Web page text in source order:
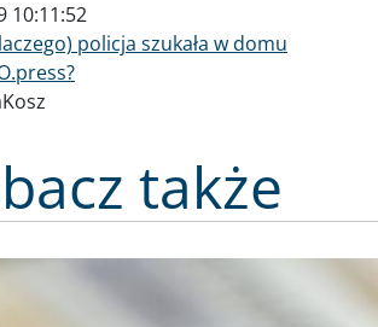
10:11:52
policja szukała w domu
także